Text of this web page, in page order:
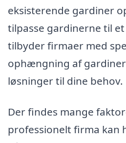
eksisterende gardiner
tilpasse gardinerne til
tilbyder firmaer med
ophængning af
løsninger til dine behov.
Der findes mange
professionelt firma kan